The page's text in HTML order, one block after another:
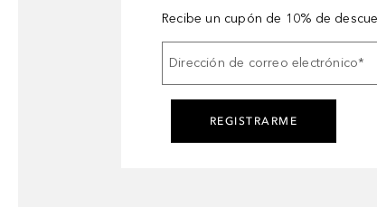
Recibe un cupón de 10% de
Dirección de correo electrónico*
REGISTRARME